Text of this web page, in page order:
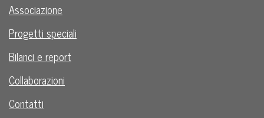
Associazione
Progetti speciali
Bilanci e report
Collaborazioni
Contatti